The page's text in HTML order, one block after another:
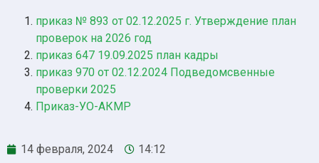
приказ № 893 от 02.12.2025 г. Утверждение план
проверок на 2026 год
приказ 647 19.09.2025 план кадры
приказ 970 от 02.12.2024 Подведомсвенные
проверки 2025
Приказ-УО-АКМР
14 февраля, 2024 14:12